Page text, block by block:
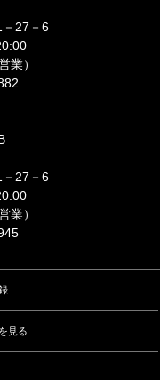
27－6
業）
27－6
業）
見る